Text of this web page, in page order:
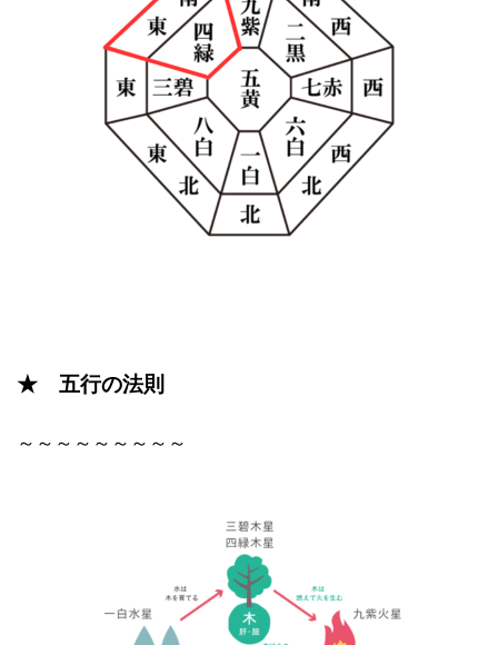
★ 五行の法則
～～～～～～～～～